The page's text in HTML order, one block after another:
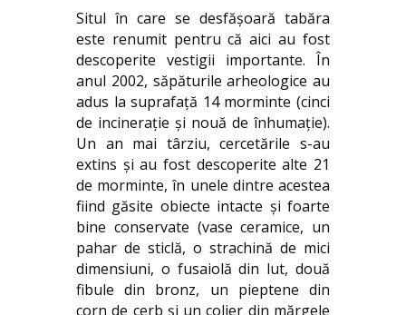
Situl în care se desfășoară tabăra
este renumit pentru că aici au fost
descoperite vestigii importante. În
anul 2002, săpăturile arheologice au
adus la suprafață 14 morminte (cinci
de incinerație și nouă de înhumație).
Un an mai târziu, cercetările s-au
extins și au fost descoperite alte 21
de morminte, în unele dintre acestea
fiind găsite obiecte intacte și foarte
bine conservate (vase ceramice, un
pahar de sticlă, o strachină de mici
dimensiuni, o fusaiolă din lut, două
fibule din bronz, un pieptene din
corn de cerb și un colier din mărgele